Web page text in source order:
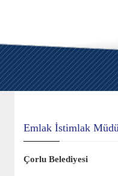
Emlak İstimlak
Çorlu Belediyesi